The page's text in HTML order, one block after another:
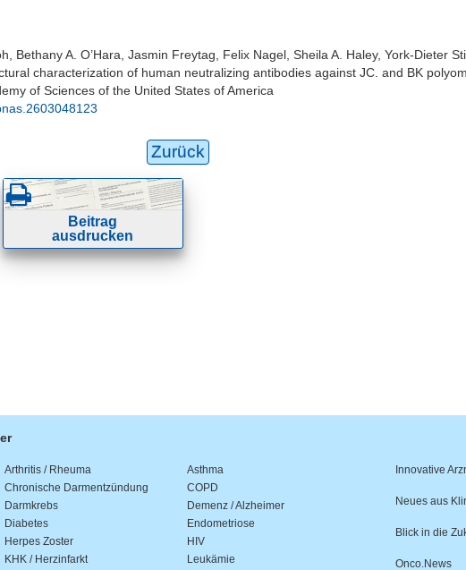
Bethany A. O’Hara, Jasmin Freytag, Felix Nagel, Sheila A. Haley, York-Dieter
characterization of human neutralizing antibodies against JC. and BK
of Sciences of the United States of America
Zurück
Beitrag
ausdrucken
Arthritis / Rheuma
Asthma
Chronische Darmentzündung
COPD
Darmkrebs
Demenz / Alzheimer
Diabetes
Endometriose
Herpes Zoster
HIV
KHK / Herzinfarkt Leukämie
Innovative
Neues aus
Blick in die
Onco.News